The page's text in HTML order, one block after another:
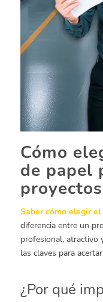
Cómo
de papel
Saber cómo elegir
diferencia entre un
profesional, atractivo
las claves para
¿Por qué